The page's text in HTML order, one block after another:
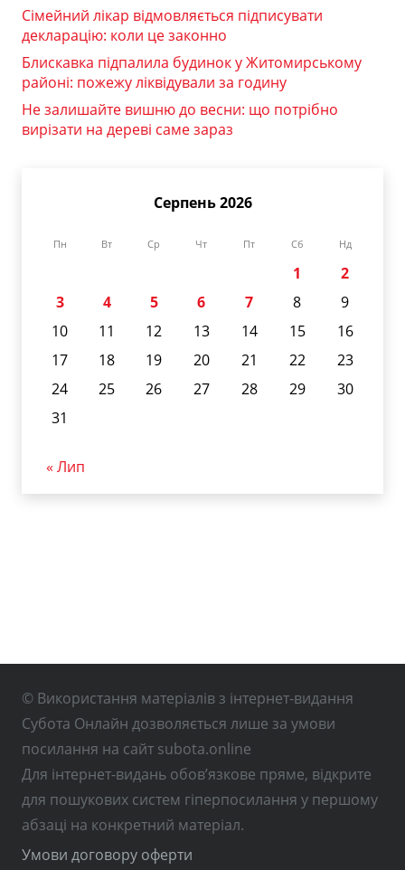
Сімейний лікар відмовляється підписувати
декларацію: коли це законно
Блискавка підпалила будинок у Житомирському
районі: пожежу ліквідували за годину
Не залишайте вишню до весни: що потрібно
вирізати на дереві саме зараз
Серпень 2026
Пн Вт Ср Чт Пт Сб Нд
1
2
3
4 5 6 7 8
9
10
11 12 13 14 15
16
17
18 19 20 21 22
23
24
25 26 27 28 29
30
31
« Лип
© Використання матеріалів з інтернет-видання
Субота Онлайн дозволяється лише за умови
посилання на сайт subota.online
Для інтернет-видань обов’язкове пряме, відкрите
для пошукових систем гіперпосилання у першому
абзаці на конкретний матеріал.
Умови договору оферти